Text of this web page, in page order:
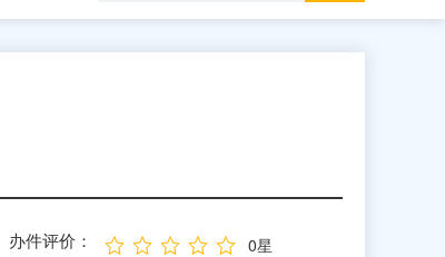
办件评价： 0星